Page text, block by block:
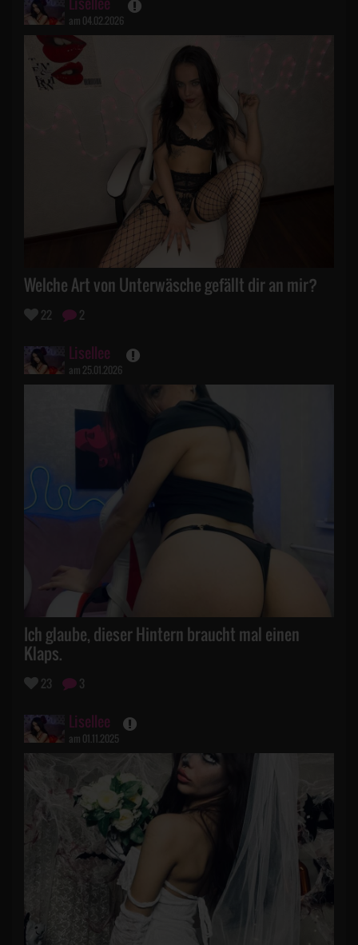
am 04.02.2026
Welche Art von Unterwäsche gefällt dir an mir?
22 2
Lisellee
am 25.01.2026
Ich glaube, dieser Hintern braucht mal einen
Klaps.
23 3
Lisellee
am 01.11.2025